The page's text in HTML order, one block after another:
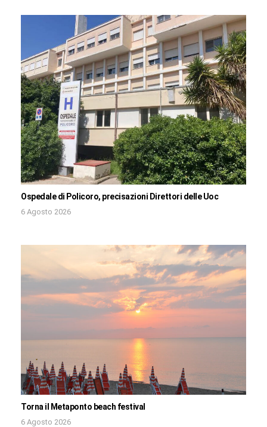
Ospedale di Policoro, precisazioni Direttori delle Uoc
6 Agosto 2026
Torna il Metaponto beach festival
6 Agosto 2026